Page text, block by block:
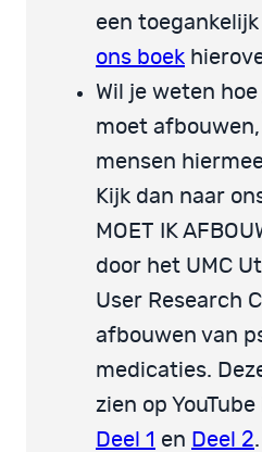
een
ons boek
Wil je weten
moet
mensen
Kijk dan naar
MOET IK
door het UMC
User Research
afbouwen van
medicaties.
zien op
Deel 1 en Deel 2.